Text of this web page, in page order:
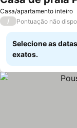
Casa/apartamento inteiro
/ Pontuação não
Selecione as
exatos.